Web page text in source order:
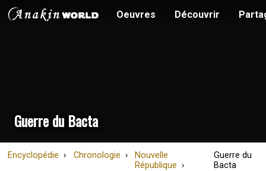
Oeuvres Découvrir
Guerre du Bacta
Encyclopédie Chronologie
Nouvelle
République
Guerre du
Bacta